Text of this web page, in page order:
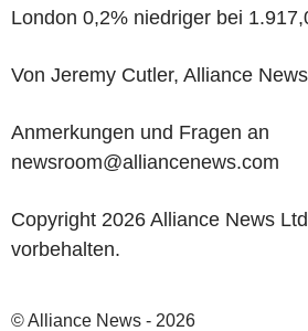
London 0,2% niedriger bei
Von Jeremy Cutler, Alliance
Anmerkungen und Fragen an
newsroom@alliancenews.com
Copyright 2026 Alliance News
vorbehalten.
© Alliance News - 2026